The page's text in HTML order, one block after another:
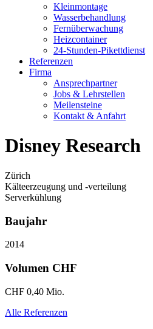
Kleinmontage
Wasserbehandlung
Fernüberwachung
Heizcontainer
24-Stunden-Pikettdienst
Referenzen
Firma
Ansprechpartner
Jobs & Lehrstellen
Meilensteine
Kontakt & Anfahrt
Disney Research
Zürich
Kälteerzeugung und -verteilung
Serverkühlung
Baujahr
2014
Volumen CHF
CHF 0,40 Mio.
Alle Referenzen